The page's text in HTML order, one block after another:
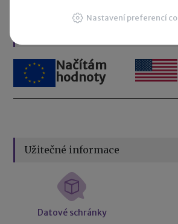
Načítám
hodnoty
Užitečné informace
Datové schránky
Nastavení preferencí